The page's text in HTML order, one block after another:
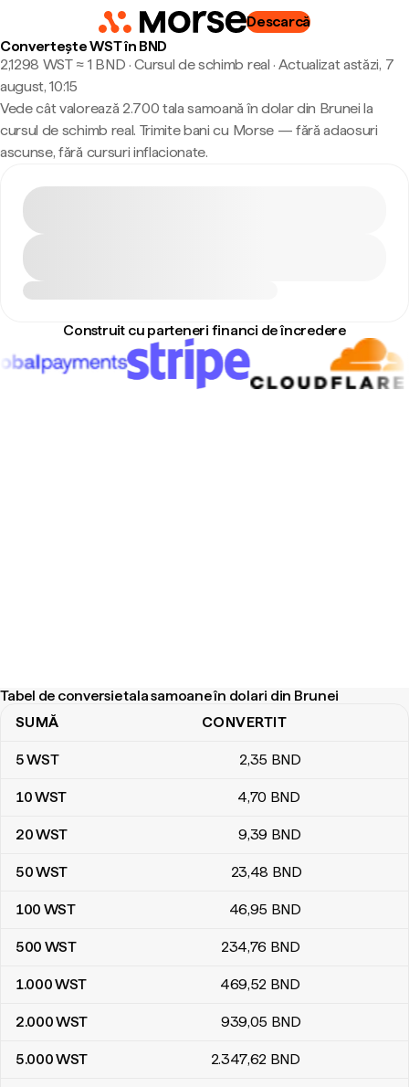
Descarcă
Convertește WST în BND
2,1298 WST ≈ 1 BND · Cursul de schimb real · Actualizat astăzi, 7
august, 10:15
Vede cât valorează 2.700 tala samoană în dolar din Brunei la
cursul de schimb real. Trimite bani cu Morse — fără adaosuri
ascunse, fără cursuri inflacionate.
Construit cu parteneri financi de încredere
Tabel de conversie tala samoane în dolari din Brunei
Tabel de conversie tala samoane în dolari din Brunei
SUMĂ CONVERTIT
5WST 2,35 BND
10WST 4,70 BND
20WST 9,39 BND
50WST 23,48 BND
100 WST 46,95 BND
500 WST 234,76 BND
1.000WST 469,52 BND
2.000WST 939,05 BND
5.000WST 2.347,62 BND